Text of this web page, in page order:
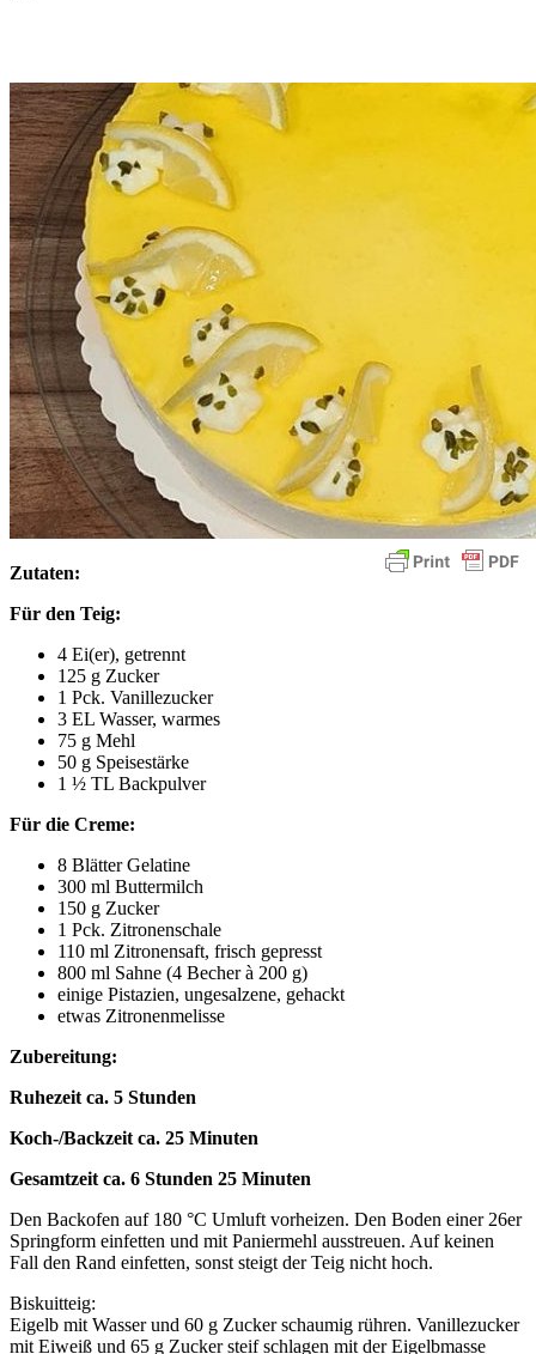
Zutaten:
Für den Teig:
4 Ei(er), getrennt
125 g Zucker
1 Pck. Vanillezucker
3 EL Wasser, warmes
75 g Mehl
50 g Speisestärke
1 ½ TL Backpulver
Für die Creme:
8 Blätter Gelatine
300 ml Buttermilch
150 g Zucker
1 Pck. Zitronenschale
110 ml Zitronensaft, frisch gepresst
800 ml Sahne (4 Becher à 200 g)
einige Pistazien, ungesalzene, gehackt
etwas Zitronenmelisse
Zubereitung:
Ruhezeit ca. 5 Stunden
Koch-/Backzeit ca. 25 Minuten
Gesamtzeit ca. 6 Stunden 25 Minuten
Den Backofen auf 180 °C Umluft vorheizen. Den Boden einer 26er
Springform einfetten und mit Paniermehl ausstreuen. Auf keinen
Fall den Rand einfetten, sonst steigt der Teig nicht hoch.
Biskuitteig:
Eigelb mit Wasser und 60 g Zucker schaumig rühren. Vanillezucker
mit Eiweiß und 65 g Zucker steif schlagen mit der Eigelbmasse